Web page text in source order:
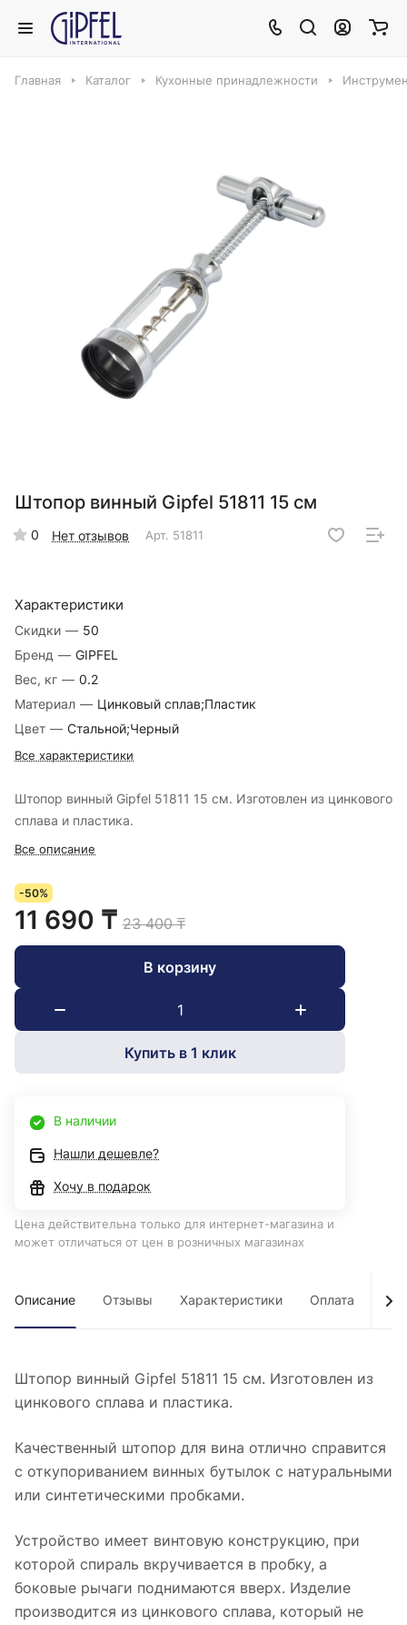
Главная Каталог Кухонные принадлежности
Штопор винный Gipfel 51811 15 см
0 Нет отзывов Арт. 51811
Характеристики
Скидки — 50
Бренд — GIPFEL
Вес, кг — 0.2
Материал — Цинковый сплав;Пластик
Цвет — Стальной;Черный
Все характеристики
Штопор винный Gipfel 51811 15 см. Изготовлен из цинкового
сплава и пластика.
Все описание
-50%
11 690 ₸ 23 400 ₸
В корзину
Купить в 1 клик
В наличии
Нашли дешевле?
Хочу в подарок
Цена действительна только для интернет-магазина и
может отличаться от цен в розничных магазинах
Описание Отзывы Характеристики Оплата
Штопор винный Gipfel 51811 15 см. Изготовлен из
цинкового сплава и пластика.
Качественный штопор для вина отлично справится
с откупориванием винных бутылок с натуральными
или синтетическими пробками.
Устройство имеет винтовую конструкцию, при
которой спираль вкручивается в пробку, а
боковые рычаги поднимаются вверх. Изделие
производится из цинкового сплава, который не